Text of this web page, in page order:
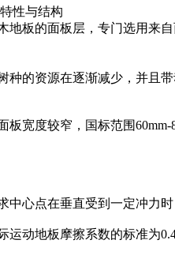
运动木地板的产
板的面板层，专门选用来
的资源在逐渐减少，并且
宽度较窄，国标范围
心点在垂直受到一定冲力时
动地板摩擦系数的标准为